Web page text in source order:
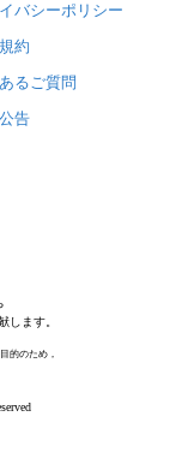
バシーポリシー
約
るご質問
告
します。
的のため，